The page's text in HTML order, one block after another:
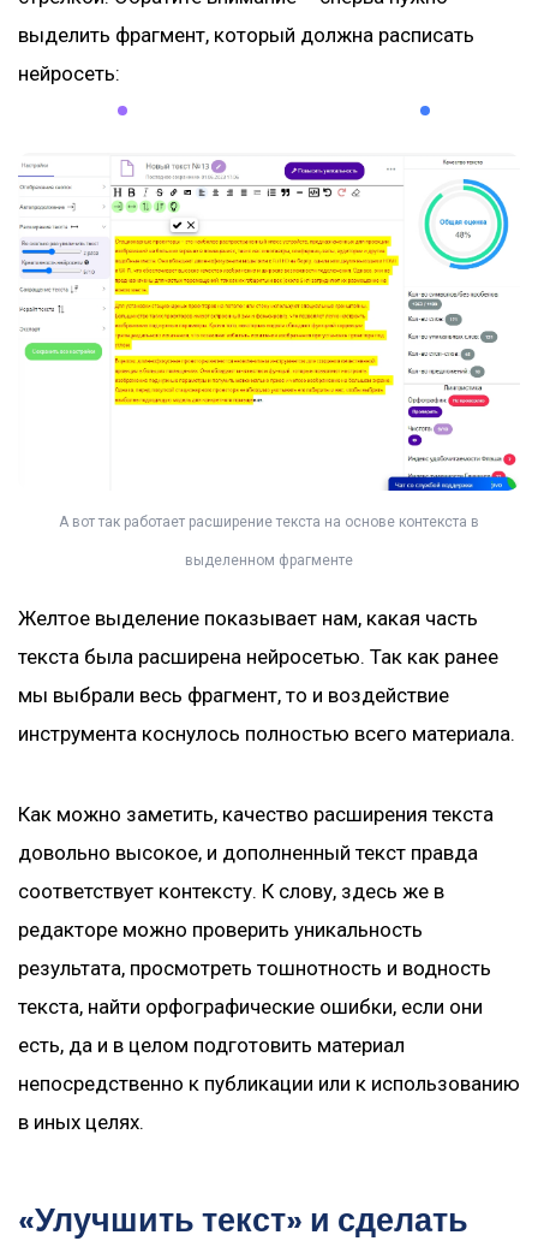
выделить фрагмент, который должна расписать
нейросеть:
А вот так работает расширение текста на основе контекста в
выделенном фрагменте
Желтое выделение показывает нам, какая часть
текста была расширена нейросетью. Так как ранее
мы выбрали весь фрагмент, то и воздействие
инструмента коснулось полностью всего материала.
Как можно заметить, качество расширения текста
довольно высокое, и дополненный текст правда
соответствует контексту. К слову, здесь же в
редакторе можно проверить уникальность
результата, просмотреть тошнотность и водность
текста, найти орфографические ошибки, если они
есть, да и в целом подготовить материал
непосредственно к публикации или к использованию
в иных целях.
«Улучшить текст» и сделать